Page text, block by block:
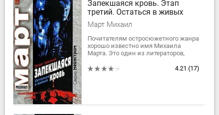
Запекшаяся кровь. Этап
третий. Остаться в живых
Март Михаил
Почитателям остросюжетного жанра
хорошо известно имя Михаила
Марта. Это один из литераторов,
точен, разнообразен, динамичен и
4.21 (17)